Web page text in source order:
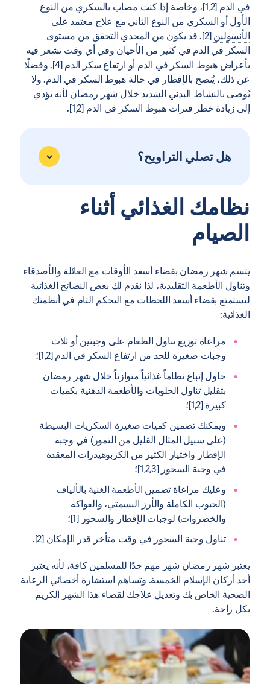
في الدم [1,2]، وخاصة إذا كنت مصاب بالسكري من النوع
الأول أو السكري من النوع الثاني مع علاج معتمد على
الأنسولين
[2]. قد يكون من المجدي التحقق من مستوى
السكر في الدم في كثير من الأحيان وفي أي وقت تشعر فيه
بأعراض هبوط السكر في الدم أو ارتفاع سكر الدم [4]. وفضلًا
عن ذلك، يُنصح بالإفطار في حالة هبوط السكر في الدم. ولا
يُوصى بالنشاط البدني الشديد خلال شهر رمضان لأنه يؤدي
إلى زيادة خطر فترات هبوط السكر في الدم [1,2].
هل تصلي التراويح؟
نظامك الغذائي أثناء
الصيام
يتسم شهر رمضان بقضاء أسعد الأوقات مع العائلة والأصدقاء
وتناول الأطعمة التقليدية، لذا نقدم لك بعض النصائح الغذائية
لتستمتع بقضاء أسعد اللحظات مع التحكم التام في أنظمتك
الغذائية:
مراعاة توزيع تناول الطعام على وجبتين أو ثلاث
وجبات صغيرة للحد من ارتفاع السكر في الدم [1,2]؛
حاول إتباع نظاماً غذائياً متوازناً خلال شهر رمضان
بتقليل تناول الحلويات والأطعمة الدهنية بكميات
كبيرة [1,2]؛
ويمكنك تضمين كميات صغيرة السكريات البسيطة
(على سبيل المثال القليل من التمور) في وجبة
الإفطار واختيار الكثير من الكربوهيدرات المعقدة
في وجبة السحور [1,2,3]؛
وعليك مراعاة تضمين الأطعمة الغنية بالألياف
(الحبوب الكاملة والأرز البسمتي، والفواكه
والخضروات) لوجبات الإفطار والسحور [1]؛
تناول وجبة السحور في وقت متأخر قدر الإمكان [2].
يعتبر شهر رمضان شهر مهم جدًا للمسلمين كافة، لأنه يعتبر
أحد أركان الإسلام الخمسة. وتساهم استشارة أخصائي الرعاية
الصحية الخاص بك وتعديل علاجك لقضاء هذا الشهر الكريم
بكل راحة.